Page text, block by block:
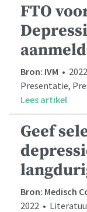
FTO
Bron: IVM •
Presentatie,
Lees artikel
Geef
Bron: Medisch
2022 •